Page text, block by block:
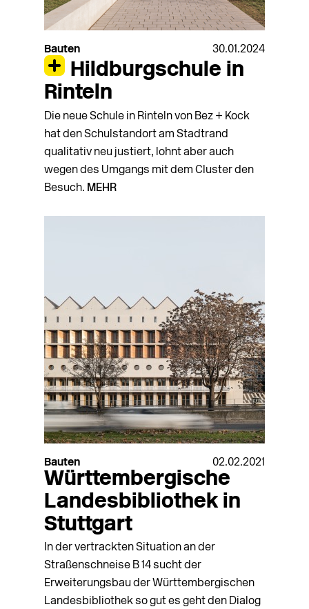
Bauten 30.01.2024
Hildburgschule in
Rinteln
Die neue Schule in Rinteln von Bez + Kock
hat den Schulstandort am Stadtrand
qualitativ neu justiert, lohnt aber auch
wegen des Umgangs mit dem Cluster den
Besuch. MEHR
Bauten 02.02.2021
Württembergische
Landesbibliothek in
Stuttgart
In der vertrackten Situation an der
Straßenschneise B 14 sucht der
Erweiterungsbau der Württembergischen
Landesbibliothek so gut es geht den Dialog